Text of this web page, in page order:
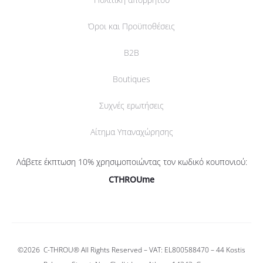
Όροι και Προϋποθέσεις
B2B
Boutiques
Συχνές ερωτήσεις
Αίτημα Υπαναχώρησης
Λάβετε έκπτωση 10% χρησιμοποιώντας τον κωδικό κουπονιού:
CTHROUme
©2026 C-THROU®All Rights Reserved – VAT: EL800588470 –44 Kostis